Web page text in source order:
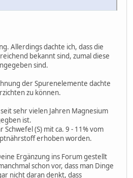
Allerdings dachte ich, dass die
bekannt sind, zumal diese
sind.
der Spurenelemente dachte
zu können.
sehr vielen Jahren Magnesium
ist.
(S) mit ca. 9 - 11% vom
erhoben worden.
Ergänzung ins Forum gestellt
schon vor, dass man Dinge
nicht daran denkt, dass